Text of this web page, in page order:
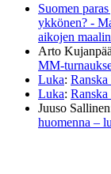
Suomen
ykkönen? -
aikojen
Arto Kujanpää
MM-
Luka:
Luka:
Juuso Sallinen
huomenna –